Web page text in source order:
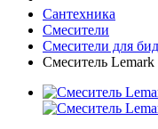
Сантехника
Смесители
Смесители для
Смеситель